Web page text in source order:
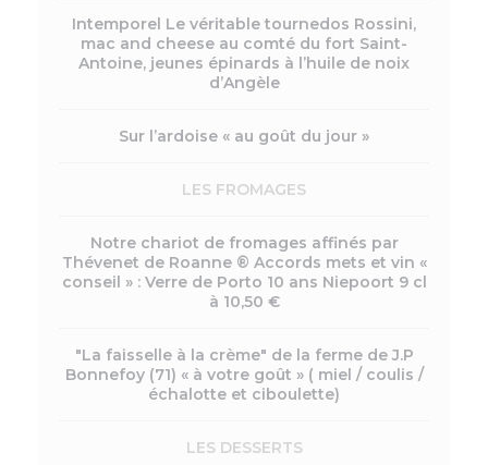
Intemporel Le véritable tournedos Rossini,
mac and cheese au comté du fort Saint-
Antoine, jeunes épinards à l’huile de noix
d’Angèle
Sur l’ardoise « au goût du jour »
LES FROMAGES
Notre chariot de fromages affinés par
Thévenet de Roanne ® Accords mets et vin «
conseil » : Verre de Porto 10 ans Niepoort 9 cl
à 10,50 €
"La faisselle à la crème" de la ferme de J.P
Bonnefoy (71) « à votre goût » ( miel / coulis /
échalotte et ciboulette)
LES DESSERTS